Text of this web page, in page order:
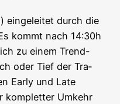
ein­ge­lei­tet durch die
kommt nach 14:30h
zu einem Trend-
oder Tief der Tra­
Ear­ly und Late
kom­plet­ter Umkehr